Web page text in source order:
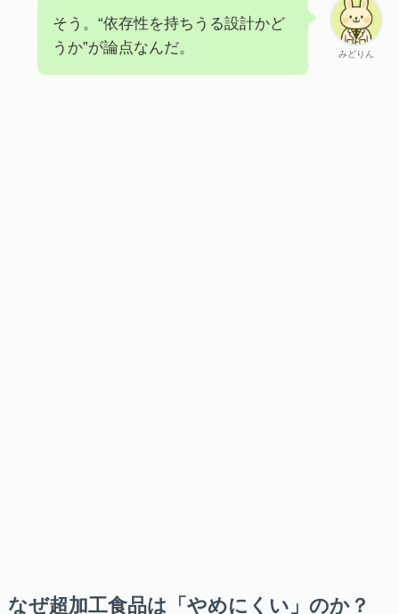
みどりん
そう。“依存性を持ちうる設計かど
うか”が論点なんだ。
なぜ超加工食品は「やめにくい」のか？